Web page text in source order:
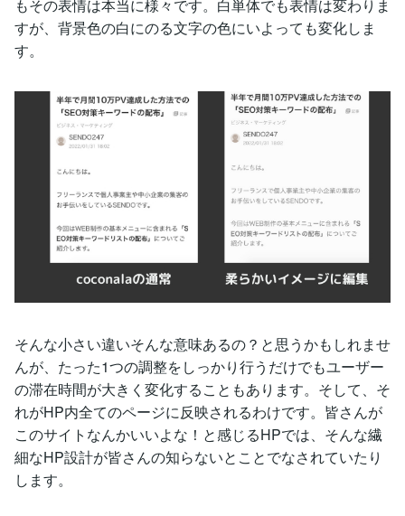
もその表情は本当に様々です。白単体でも表情は変わりま
すが、背景色の白にのる文字の色にいよっても変化しま
す。
そんな小さい違いそんな意味あるの？と思うかもしれませ
んが、たった1つの調整をしっかり行うだけでもユーザー
の滞在時間が大きく変化することもあります。そして、そ
れがHP内全てのページに反映されるわけです。皆さんが
このサイトなんかいいよな！と感じるHPでは、そんな繊
細なHP設計が皆さんの知らないとことでなされていたり
します。